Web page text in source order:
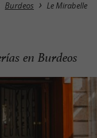
Burdeos Le Mirabelle
en Burdeos